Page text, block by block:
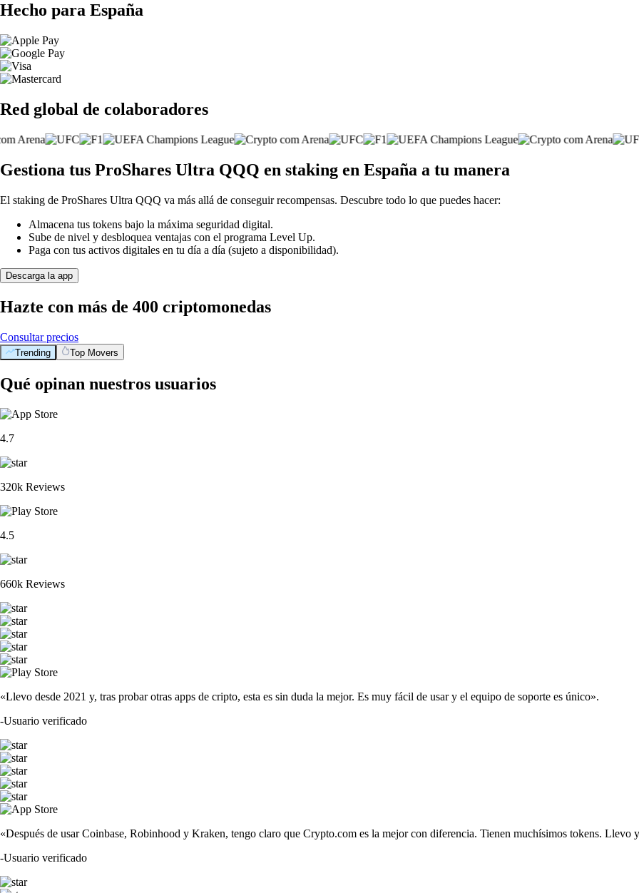
Hecho para España
Red global de colaboradores
Gestiona tus ProShares Ultra QQQ en staking en España a tu manera
El staking de ProShares Ultra QQQ va más allá de conseguir recompensas. Descubre todo lo que puedes hacer:
Almacena tus tokens bajo la máxima seguridad digital.
Sube de nivel y desbloquea ventajas con el programa Level Up.
Paga con tus activos digitales en tu día a día (sujeto a disponibilidad).
Descarga la app
Hazte con más de 400 criptomonedas
Consultar precios
Trending Top Movers
Qué opinan nuestros usuarios
4.7
320k Reviews
4.5
660k Reviews
«Llevo desde 2021 y, tras probar otras apps de cripto, esta es sin duda la mejor. Es muy fácil de usar y el equipo de soporte es único».
-Usuario verificado
«Después de usar Coinbase, Robinhood y Kraken, tengo claro que Crypto.com es la mejor con diferencia. Tienen muchísimos tokens.
-Usuario verificado